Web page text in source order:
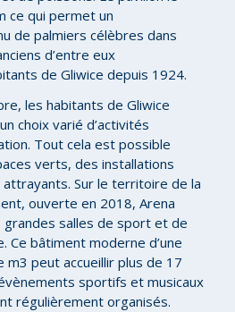
ce qui permet un
de palmiers célèbres dans
d’entre eux
de Gliwice depuis 1924.
les habitants de Gliwice
choix varié d’activités
Tout cela est possible
verts, des installations
Sur le territoire de la
ouverte en 2018, Arena
grandes salles de sport et de
Ce bâtiment moderne d’une
m3 peut accueillir plus de 17
sportifs et musicaux
régulièrement organisés.